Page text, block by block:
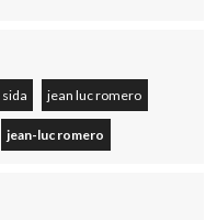
sida jean luc romero
jean-luc romero